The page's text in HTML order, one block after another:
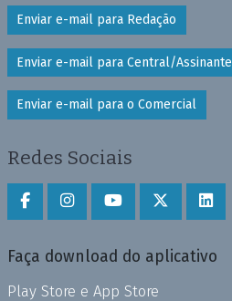
Enviar e-mail para Redação
Enviar e-mail para Central/Assinante
Enviar e-mail para o Comercial
Redes Sociais
Faça download do aplicativo
Play Store e App Store